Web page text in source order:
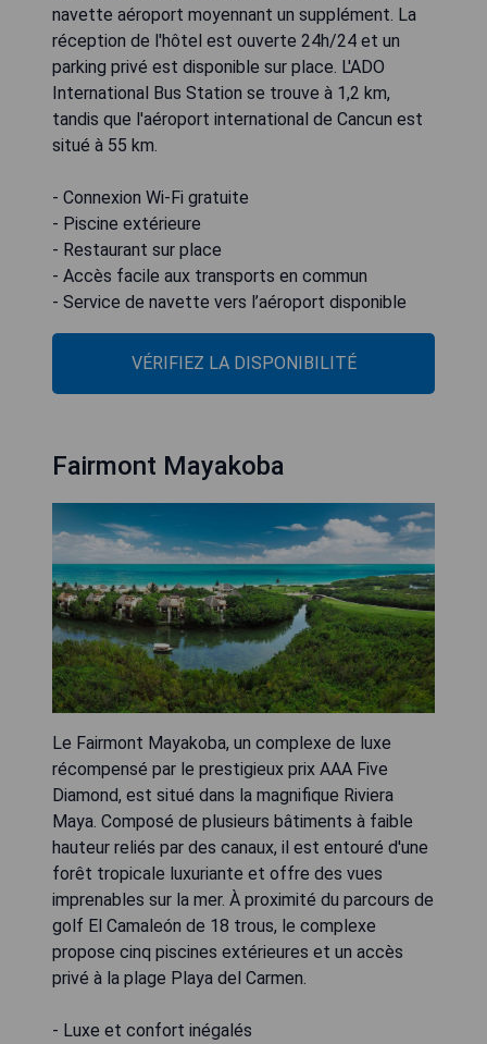
navette aéroport moyennant un supplément. La
réception de l'hôtel est ouverte 24h/24 et un
parking privé est disponible sur place. L'ADO
International Bus Station se trouve à 1,2 km,
tandis que l'aéroport international de Cancun est
situé à 55 km.
- Connexion Wi-Fi gratuite
- Piscine extérieure
- Restaurant sur place
- Accès facile aux transports en commun
- Service de navette vers l’aéroport disponible
VÉRIFIEZ LA DISPONIBILITÉ
Fairmont Mayakoba
Le Fairmont Mayakoba, un complexe de luxe
récompensé par le prestigieux prix AAA Five
Diamond, est situé dans la magnifique Riviera
Maya. Composé de plusieurs bâtiments à faible
hauteur reliés par des canaux, il est entouré d'une
forêt tropicale luxuriante et offre des vues
imprenables sur la mer. À proximité du parcours de
golf El Camaleón de 18 trous, le complexe
propose cinq piscines extérieures et un accès
privé à la plage Playa del Carmen.
- Luxe et confort inégalés